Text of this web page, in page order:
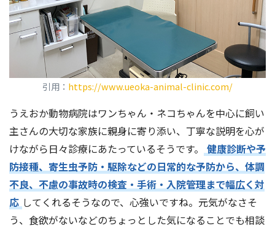
引用： https://www.ueoka-animal-clinic.com/
うえおか動物病院はワンちゃん・ネコちゃんを中心に飼い
主さんの大切な家族に親身に寄り添い、丁寧な説明を心が
けながら日々診療にあたっているそうです。
健康診断や予
防接種、寄生虫予防・駆除などの日常的な予防から、体調
不良、不慮の事故時の検査・手術・入院管理まで幅広く対
応 してくれるそうなので、心強いですね。元気がなさそ
う、食欲がないなどのちょっとした気になることでも相談